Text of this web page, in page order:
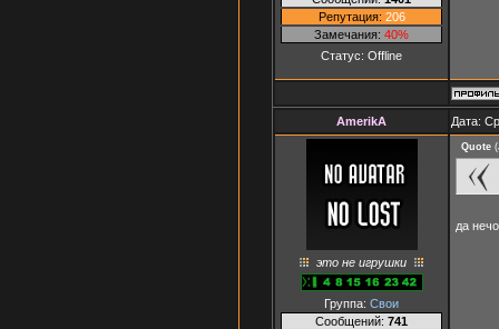
Репутация: 206
Замечания: 40%
Статус: Offline
AmerikA Дата:
это не игрушки
Группа: Свои
Сообщений: 741
Quote (
да